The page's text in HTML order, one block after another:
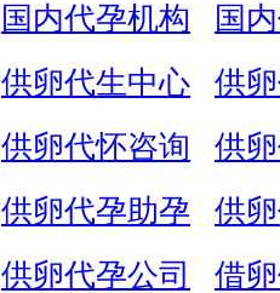
国内代孕机构
国
供卵代生中心
供
供卵代怀咨询
供
供卵代孕助孕
供
供卵代孕公司
借